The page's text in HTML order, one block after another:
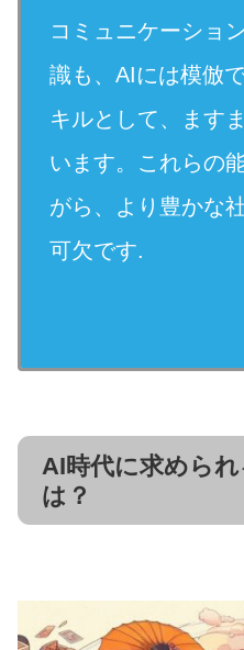
コミュニケーショ
識も、AIには模倣
キルとして、ます
います。これらの
がら、より豊かな
可欠です.
AI時代に求めら
は？